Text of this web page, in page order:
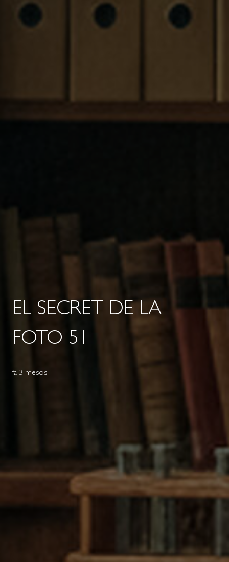
EL SECRET DE LA
FOTO 51
fa 3 mesos